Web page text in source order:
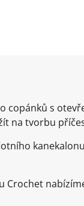
s
na tvorbu